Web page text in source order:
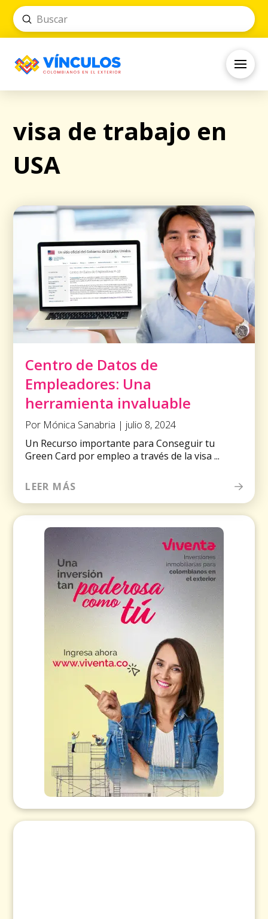
Search
Submit
visa de trabajo en
USA
Centro de Datos de
Empleadores: Una
herramienta invaluable
Por Mónica Sanabria | julio 8, 2024
Un Recurso importante para Conseguir tu
Green Card por empleo a través de la visa ...
LEER MÁS